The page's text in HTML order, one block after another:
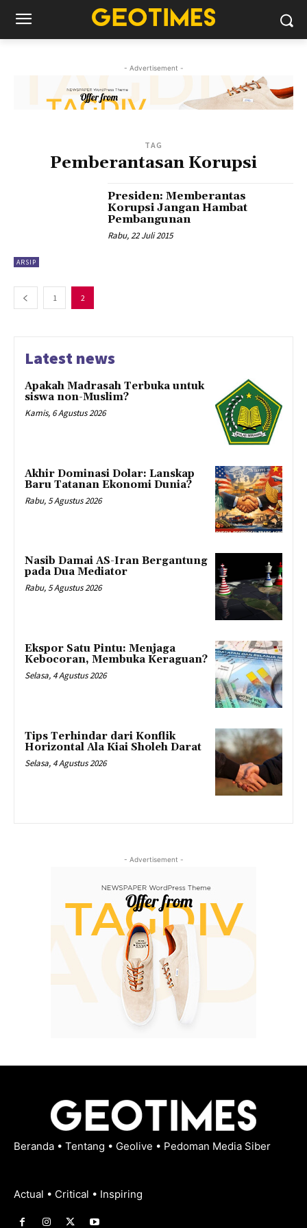
- Advertisement -
TAG
Pemberantasan Korupsi
ARSIP
Presiden: Memberantas
Korupsi Jangan Hambat
Pembangunan
Rabu, 22 Juli 2015
1 2
Latest news
Apakah Madrasah Terbuka untuk
siswa non-Muslim?
Kamis, 6 Agustus 2026
Akhir Dominasi Dolar: Lanskap
Baru Tatanan Ekonomi Dunia?
Rabu, 5 Agustus 2026
Nasib Damai AS-Iran Bergantung
pada Dua Mediator
Rabu, 5 Agustus 2026
Ekspor Satu Pintu: Menjaga
Kebocoran, Membuka Keraguan?
Selasa, 4 Agustus 2026
Tips Terhindar dari Konflik
Horizontal Ala Kiai Sholeh Darat
Selasa, 4 Agustus 2026
- Advertisement -
Beranda • Tentang • Geolive • Pedoman Media Siber
Actual • Critical • Inspiring